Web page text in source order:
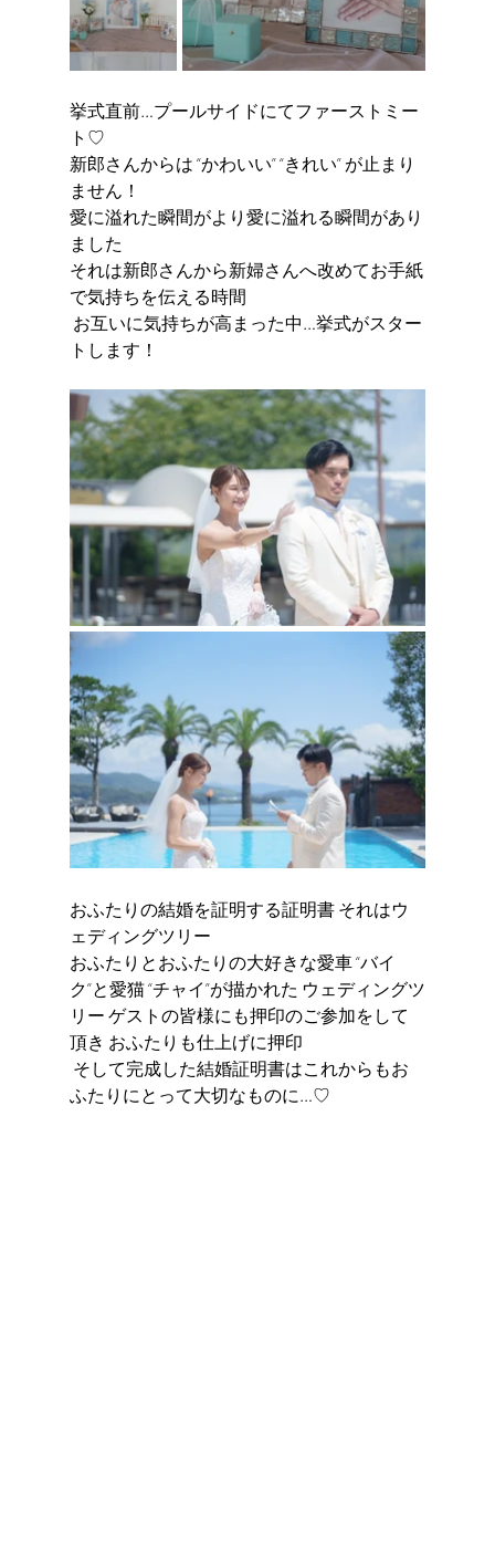
挙式直前…プールサイドにてファーストミー
ト♡
新郎さんからは “かわいい” “きれい” が止まり
ません！
愛に溢れた瞬間がより愛に溢れる瞬間があり
ました
それは新郎さんから新婦さんへ改めてお手紙
で気持ちを伝える時間
トします！
おふたりの結婚を証明する証明書 それはウ
ェディングツリー
おふたりとおふたりの大好きな愛車 “バイ
ク”と愛猫 “チャイ”が描かれた ウェディングツ
リー ゲストの皆様にも押印のご参加をして
頂き おふたりも仕上げに押印
ふたりにとって大切なものに…♡